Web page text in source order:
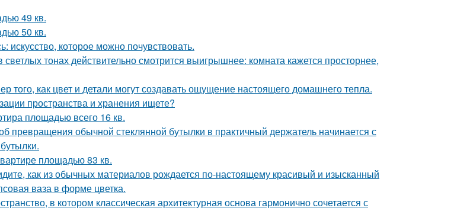
49 кв.
50 кв.
искусство, которое можно почувствовать.
светлых тонах действительно смотрится выигрышнее: комната кажется просторнее,
того, как цвет и детали могут создавать ощущение настоящего домашнего тепла.
пространства и хранения ищете?
площадью всего 16 кв.
превращения обычной стеклянной бутылки в практичный держатель начинается с
площадью 83 кв.
как из обычных материалов рождается по-настоящему красивый и изысканный
ваза в форме цветка.
в котором классическая архитектурная основа гармонично сочетается с